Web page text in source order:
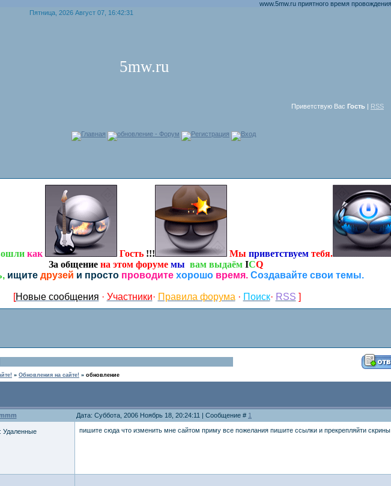
www.5mw.ru приятного время провождения
Пятница, 2026 Август 07, 16:42:31
5mw.ru
Приветствую Вас Гость | RSS
Главная обновление - Форум Регистрация Вход
как Гость !!! Мы приветствуем тебя.
За общениена этом форуме мы вам выдаём ICQ
ищите друзей и просто проводите хорошовремя. Создавайте свои темы.
[Новые сообщения · Участники· Правила форума · Поиск· RSS ]
» Обновления на сайте! » обновление
mmm Дата: Суббота, 2006 Ноябрь 18, 20:24:11 | Сообщение # 1
Удаленные пишите сюда что изменить мне сайтом приму все пожелания пишите ссылки и прекрепляйти скрины